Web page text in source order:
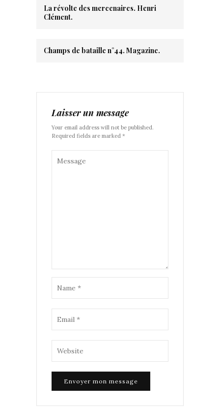
La révolte des mercenaires. Henri
Clément.
Champs de bataille n°44. Magazine.
Laisser un message
Your email address will not be published.
Required fields are marked *